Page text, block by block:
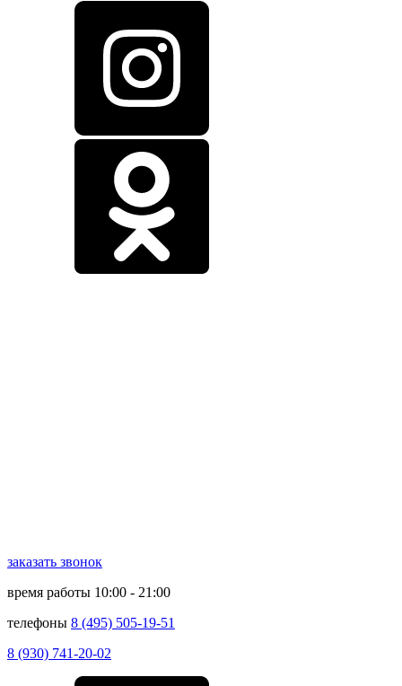
заказать звонок
время работы 10:00 - 21:00
телефоны 8 (495) 505-19-51
8 (930) 741-20-02